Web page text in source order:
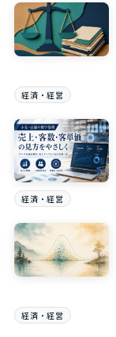
経済・経営
経済・経営
経済・経営